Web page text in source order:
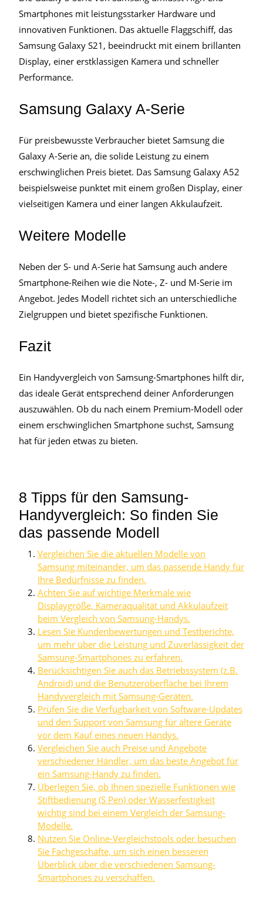
Smartphones mit leistungsstarker Hardware und
innovativen Funktionen. Das aktuelle Flaggschiff, das
Samsung Galaxy S21, beeindruckt mit einem brillanten
Display, einer erstklassigen Kamera und schneller
Performance.
Samsung Galaxy A-Serie
Für preisbewusste Verbraucher bietet Samsung die
Galaxy A-Serie an, die solide Leistung zu einem
erschwinglichen Preis bietet. Das Samsung Galaxy A52
beispielsweise punktet mit einem großen Display, einer
vielseitigen Kamera und einer langen Akkulaufzeit.
Weitere Modelle
Neben der S- und A-Serie hat Samsung auch andere
Smartphone-Reihen wie die Note-, Z- und M-Serie im
Angebot. Jedes Modell richtet sich an unterschiedliche
Zielgruppen und bietet spezifische Funktionen.
Fazit
Ein Handyvergleich von Samsung-Smartphones hilft dir,
das ideale Gerät entsprechend deiner Anforderungen
auszuwählen. Ob du nach einem Premium-Modell oder
einem erschwinglichen Smartphone suchst, Samsung
hat für jeden etwas zu bieten.
8 Tipps für den Samsung-
Handyvergleich: So finden Sie
das passende Modell
Vergleichen Sie die aktuellen Modelle von
Samsung miteinander, um das passende Handy für
Ihre Bedürfnisse zu finden.
Achten Sie auf wichtige Merkmale wie
Displaygröße, Kameraqualität und Akkulaufzeit
beim Vergleich von Samsung-Handys.
Lesen Sie Kundenbewertungen und Testberichte,
um mehr über die Leistung und Zuverlässigkeit der
Samsung-Smartphones zu erfahren.
Berücksichtigen Sie auch das Betriebssystem (z.B.
Android) und die Benutzeroberfläche bei Ihrem
Handyvergleich mit Samsung-Geräten.
Prüfen Sie die Verfügbarkeit von Software-Updates
und den Support von Samsung für ältere Geräte
vor dem Kauf eines neuen Handys.
Vergleichen Sie auch Preise und Angebote
verschiedener Händler, um das beste Angebot für
ein Samsung-Handy zu finden.
Überlegen Sie, ob Ihnen spezielle Funktionen wie
Stiftbedienung (S Pen) oder Wasserfestigkeit
wichtig sind bei einem Vergleich der Samsung-
Modelle.
Nutzen Sie Online-Vergleichstools oder besuchen
Sie Fachgeschäfte, um sich einen besseren
Überblick über die verschiedenen Samsung-
Smartphones zu verschaffen.